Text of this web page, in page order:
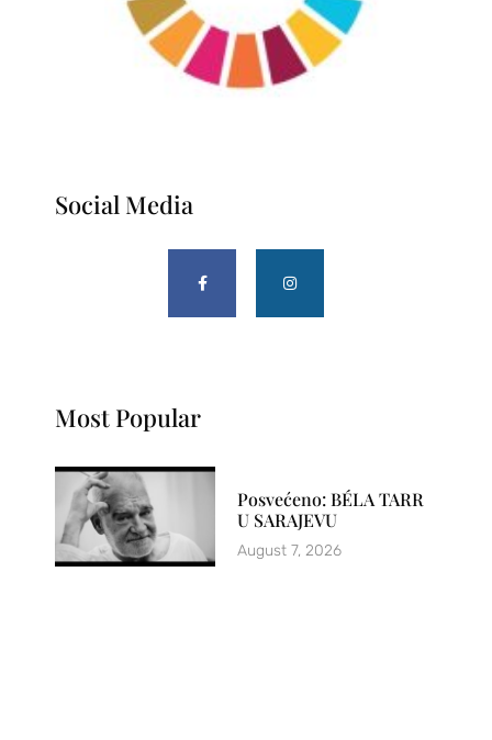
Social Media
Most Popular
Posvećeno: BÉLA TARR
U SARAJEVU
August 7, 2026